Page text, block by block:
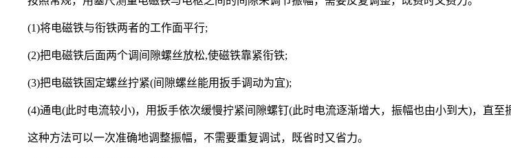
(1)将电磁铁与衔铁两者的工作面平行;
(2)把电磁铁后面两个调间隙螺丝放松,使磁铁靠紧衔铁;
(3)把电磁铁固定螺丝拧紧(间隙螺丝能用扳手调动为宜);
(4)通电(此时电流较小)，用扳手依次缓慢拧紧间隙螺钉(此时电流逐渐增大，振幅也由小到大)，直至
这种方法可以一次准确地调整振幅，不需要重复调试，既省时又省力。